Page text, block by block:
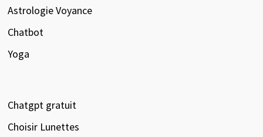
Astrologie Voyance
Chatbot
Yoga
Chatgpt gratuit
Choisir Lunettes